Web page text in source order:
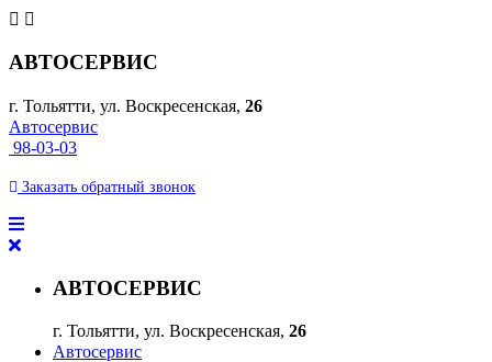
АВТОСЕРВИС
г. Тольятти, ул. Воскресенская, 26
Автосервис
98-03-03
Заказать обратный звонок
АВТОСЕРВИС
г. Тольятти, ул. Воскресенская, 26
Автосервис